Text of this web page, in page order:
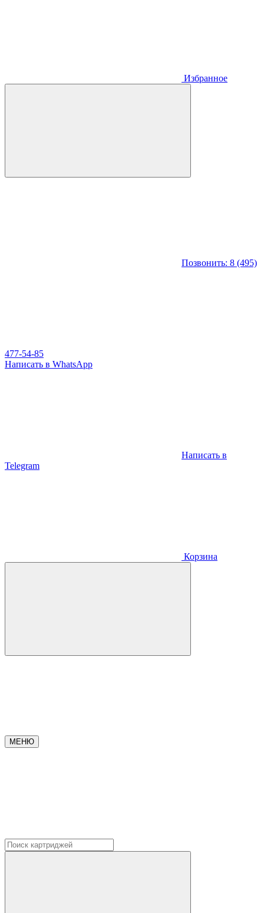
Избранное
Позвонить: 8 (495)
477-54-85
Написать в WhatsApp
Написать в
Telegram
Корзина
МЕНЮ